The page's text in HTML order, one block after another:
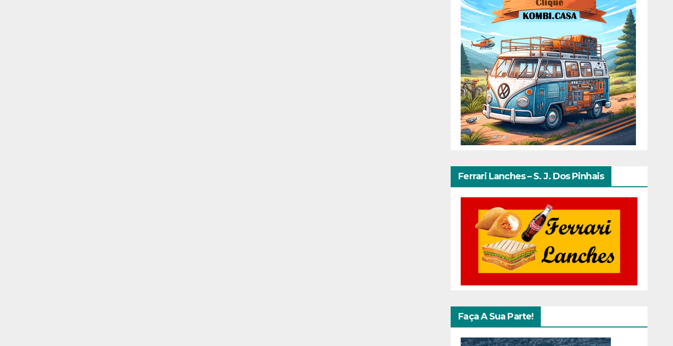
Ferrari Lanches – S. J. Dos Pinhais
Faça A Sua Parte!